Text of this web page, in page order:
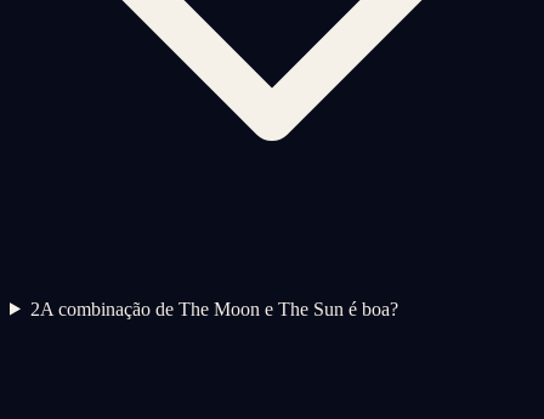
2A combinação de The Moon e The Sun é boa?